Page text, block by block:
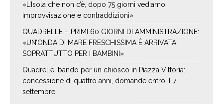
«L’Isola che non c’è, dopo 75 giorni vediamo
improvvisazione e contraddizioni»
QUADRELLE – PRIMI 60 GIORNI DI AMMINISTRAZIONE:
«UN’ONDA DI MARE FRESCHISSIMA È ARRIVATA,
SOPRATTUTTO PER I BAMBINI»
Quadrelle, bando per un chiosco in Piazza Vittoria:
concessione di quattro anni, domande entro il 7
settembre